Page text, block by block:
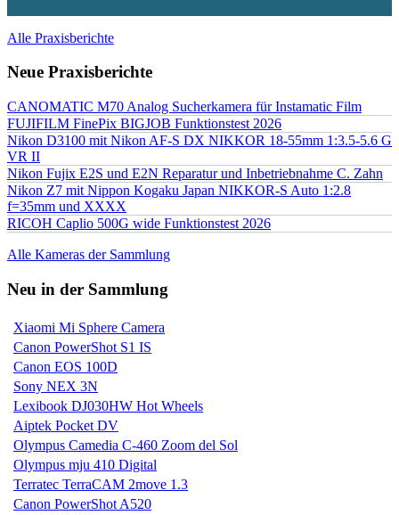
Alle Praxisberichte
Neue Praxisberichte
CANOMATIC M70 Analog Sucherkamera für Instamatic Film
FUJIFILM FinePix BIGJOB Funktionstest 2026
Nikon D3100 mit Nikon AF-S DX NIKKOR 18-55mm 1:3.5-5.6 G
VR II
Nikon Fujix E2S und E2N Reparatur und Inbetriebnahme C. Zahn
Nikon Z7 mit Nippon Kogaku Japan NIKKOR-S Auto 1:2.8
f=35mm und XXXX
RICOH Caplio 500G wide Funktionstest 2026
Alle Kameras der Sammlung
Neu in der Sammlung
Xiaomi Mi Sphere Camera
Canon PowerShot S1 IS
Canon EOS 100D
Sony NEX 3N
Lexibook DJ030HW Hot Wheels
Aiptek Pocket DV
Olympus Camedia C-460 Zoom del Sol
Olympus mju 410 Digital
Terratec TerraCAM 2move 1.3
Canon PowerShot A520